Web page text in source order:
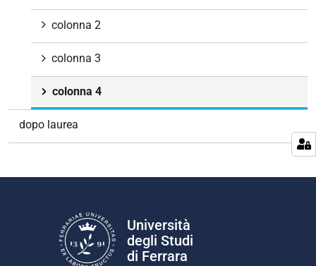
colonna 2
colonna 3
colonna 4
dopo laurea
Università
degli Studi
di Ferrara